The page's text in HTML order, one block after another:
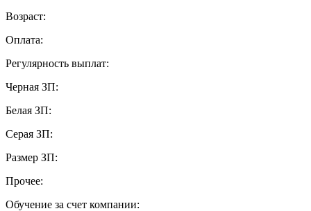
Возраст:
Оплата:
Регулярность выплат:
Черная ЗП:
Белая ЗП:
Серая ЗП:
Размер ЗП:
Прочее:
Обучение за счет компании: